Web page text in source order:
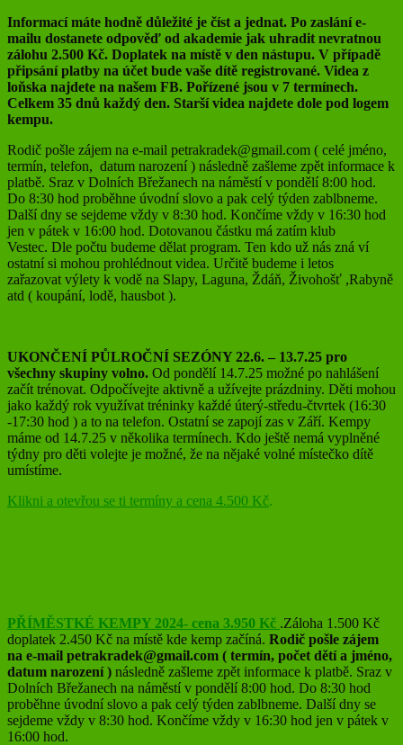
Informací máte hodně důležité je číst a jednat. Po zaslání e-
mailu dostanete odpověď od akademie jak uhradit nevratnou
zálohu 2.500 Kč. Doplatek na místě v den nástupu. V případě
připsání platby na účet bude vaše dítě registrované. Videa z
loňska najdete na našem FB. Pořízené jsou v 7 termínech.
Celkem 35 dnů každý den. Starší videa najdete dole pod logem
kempu.
Rodič pošle zájem na e-mail petrakradek@gmail.com ( celé jméno,
termín, telefon, datum narození ) následně zašleme zpět informace k
platbě. Sraz v Dolních Břežanech na náměstí v pondělí 8:00 hod.
Do 8:30 hod proběhne úvodní slovo a pak celý týden zablbneme.
Další dny se sejdeme vždy v 8:30 hod. Končíme vždy v 16:30 hod
jen v pátek v 16:00 hod. Dotovanou částku má zatím klub
Vestec. Dle počtu budeme dělat program. Ten kdo už nás zná ví
ostatní si mohou prohlédnout videa. Určitě budeme i letos
zařazovat výlety k vodě na Slapy, Laguna, Ždáň, Živohošť ,Rabyně
atd ( koupání, lodě, hausbot ).
UKONČENÍ PŮLROČNÍ SEZÓNY 22.6. – 13.7.25 pro
všechny skupiny volno. Od pondělí 14.7.25 možné po nahlášení
začít trénovat. Odpočívejte aktivně a užívejte prázdniny. Děti mohou
jako každý rok využívat tréninky každé úterý-středu-čtvrtek (16:30
-17:30 hod ) a to na telefon. Ostatní se zapojí zas v Září. Kempy
máme od 14.7.25 v několika termínech. Kdo ještě nemá vyplněné
týdny pro děti volejte je možné, že na nějaké volné místečko dítě
umístíme.
Klikni a otevřou se ti termíny a cena 4.500 Kč.
PŘÍMĚSTKÉ KEMPY 2024- cena 3.950 Kč .Záloha 1.500 Kč
doplatek 2.450 Kč na místě kde kemp začíná. Rodič pošle zájem
na e-mail petrakradek@gmail.com ( termín, počet dětí a jméno,
datum narození ) následně zašleme zpět informace k platbě. Sraz v
Dolních Břežanech na náměstí v pondělí 8:00 hod. Do 8:30 hod
proběhne úvodní slovo a pak celý týden zablbneme. Další dny se
sejdeme vždy v 8:30 hod. Končíme vždy v 16:30 hod jen v pátek v
16:00 hod.